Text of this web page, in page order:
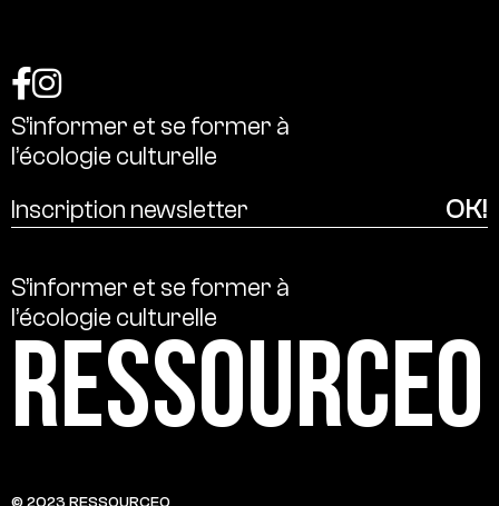
S’informer et se former à
l’écologie culturelle
S’informer et se former à
l’écologie culturelle
Ressource0
© 2023 RESSOURCE0